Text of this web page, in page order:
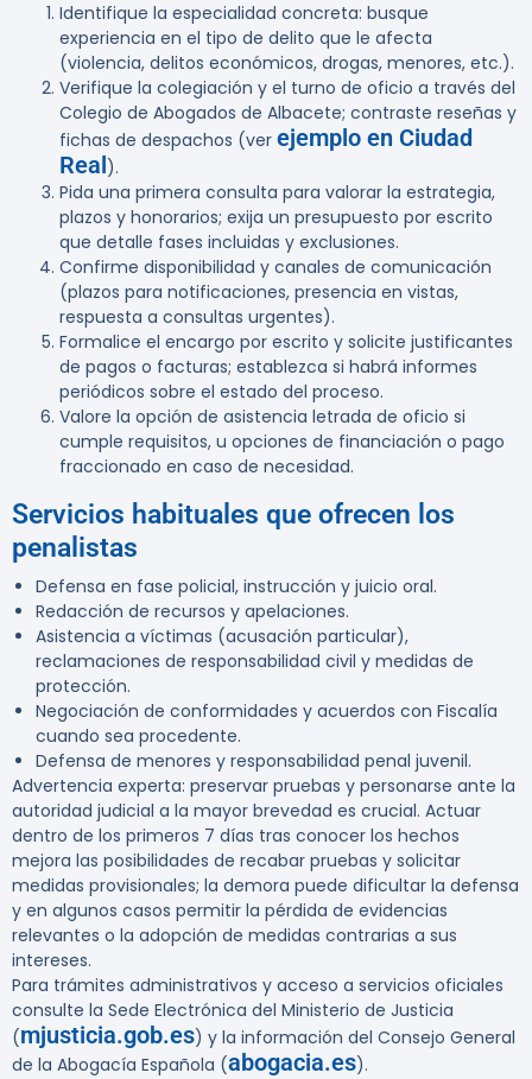
Identifique la especialidad concreta: busque
experiencia en el tipo de delito que le afecta
(violencia, delitos económicos, drogas, menores, etc.).
Verifique la colegiación y el turno de oficio a través del
Colegio de Abogados de Albacete; contraste reseñas y
fichas de despachos (ver ejemplo en Ciudad
Real).
Pida una primera consulta para valorar la estrategia,
plazos y honorarios; exija un presupuesto por escrito
que detalle fases incluidas y exclusiones.
Confirme disponibilidad y canales de comunicación
(plazos para notificaciones, presencia en vistas,
respuesta a consultas urgentes).
Formalice el encargo por escrito y solicite justificantes
de pagos o facturas; establezca si habrá informes
periódicos sobre el estado del proceso.
Valore la opción de asistencia letrada de oficio si
cumple requisitos, u opciones de financiación o pago
fraccionado en caso de necesidad.
Servicios habituales que ofrecen los
penalistas
Defensa en fase policial, instrucción y juicio oral.
Redacción de recursos y apelaciones.
Asistencia a víctimas (acusación particular),
reclamaciones de responsabilidad civil y medidas de
protección.
Negociación de conformidades y acuerdos con Fiscalía
cuando sea procedente.
Defensa de menores y responsabilidad penal juvenil.
Advertencia experta: preservar pruebas y personarse ante la
autoridad judicial a la mayor brevedad es crucial. Actuar
dentro de los primeros 7 días tras conocer los hechos
mejora las posibilidades de recabar pruebas y solicitar
medidas provisionales; la demora puede dificultar la defensa
y en algunos casos permitir la pérdida de evidencias
relevantes o la adopción de medidas contrarias a sus
intereses.
Para trámites administrativos y acceso a servicios oficiales
consulte la Sede Electrónica del Ministerio de Justicia
(mjusticia.gob.es) y la información del Consejo General
de la Abogacía Española (abogacia.es).